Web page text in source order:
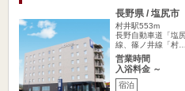
長野県 / 塩尻市
村井駅553m
長野自動車道「塩
線、篠ノ井線「村…
営業時間
入浴料金 ～
宿泊